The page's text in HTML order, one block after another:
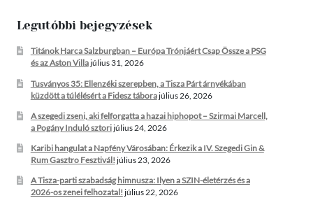
Legutóbbi bejegyzések
Titánok Harca Salzburgban – Európa Trónjáért Csap Össze a PSG
és az Aston Villajúlius 31, 2026
Tusványos 35: Ellenzéki szerepben, a Tisza Párt árnyékában
küzdött a túlélésért a Fidesz táborajúlius 26, 2026
A szegedi zseni, aki felforgatta a hazai hiphopot – Szirmai Marcell,
a Pogány Induló sztorijúlius 24, 2026
Karibi hangulat a Napfény Városában: Érkezik a IV. Szegedi Gin &
Rum Gasztro Fesztivál! július 23, 2026
A Tisza-parti szabadság himnusza: Ilyen a SZIN-életérzés és a
2026-os zenei felhozatal! július 22, 2026